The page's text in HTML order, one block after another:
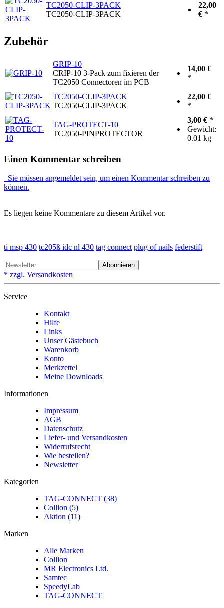
TC2050-CLIP-3PACK
TC2050-CLIP-3PACK
22,00
€ *
Zubehör
GRIP-10
CRIP-10 3-Pack zum fixieren der
TC2050 Connectoren im PCB
14,00 €
*
TC2050-CLIP-3PACK
TC2050-CLIP-3PACK
22,00 €
*
TAG-PROTECT-10
TC2050-PINPROTECTOR
3,00 € *
Gewicht:
0.01 kg
Einen Kommentar schreiben
Sie müssen angemeldet sein, um einen Kommentar schreiben zu
können.
Es liegen keine Kommentare zu diesem Artikel vor.
ti msp 430 tc205ß idc nl 430 tag connect plug of nails federstift
Abonnieren
* zzgl. Versandkosten
Service
Kontakt
Hilfe
Links
Unser Gästebuch
Warenkorb
Konto
Merkzettel
Meine Downloads
Informationen
Impressum
AGB
Datenschutz
Liefer- und Versandkosten
Widerrufsrecht
Wie bestellen?
Newsletter
Kategorien
TAG-CONNECT (38)
Collion (5)
Aktion (11)
Marken
Alle Marken
Collion
MR Electronics Ltd.
Samtec
SpeedyLab
TAG-CONNECT